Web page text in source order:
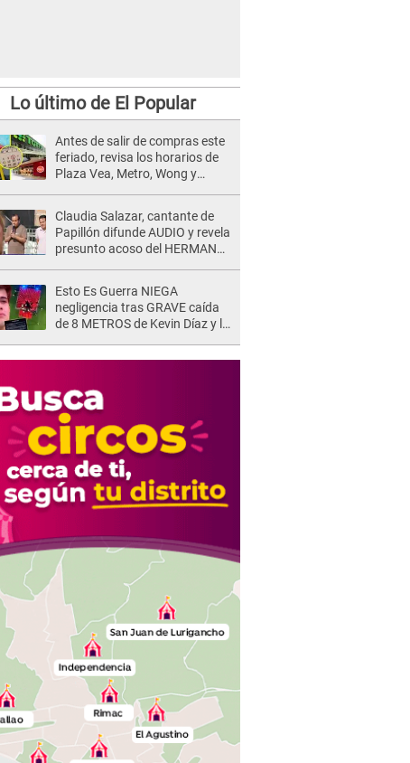
Lo último de El Popular
Antes de salir de compras este
feriado, revisa los horarios de
Plaza Vea, Metro, Wong y
Claudia Salazar, cantante de
Papillón difunde AUDIO y revela
presunto acoso del HERMANO
shock"
Esto Es Guerra NIEGA
negligencia tras GRAVE caída
de 8 METROS de Kevin Díaz y lo